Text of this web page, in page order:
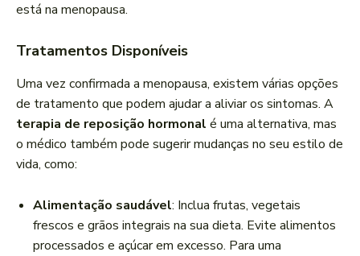
está na menopausa.
Tratamentos Disponíveis
Uma vez confirmada a menopausa, existem várias opções
de tratamento que podem ajudar a aliviar os sintomas. A
terapia de reposição hormonal é uma alternativa, mas
o médico também pode sugerir mudanças no seu estilo de
vida, como:
Alimentação saudável: Inclua frutas, vegetais
frescos e grãos integrais na sua dieta. Evite alimentos
processados e açúcar em excesso. Para uma